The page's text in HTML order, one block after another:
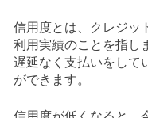
信用度とは、クレジッ
利用実績のことを指し
遅延なく支払いをして
ができます。